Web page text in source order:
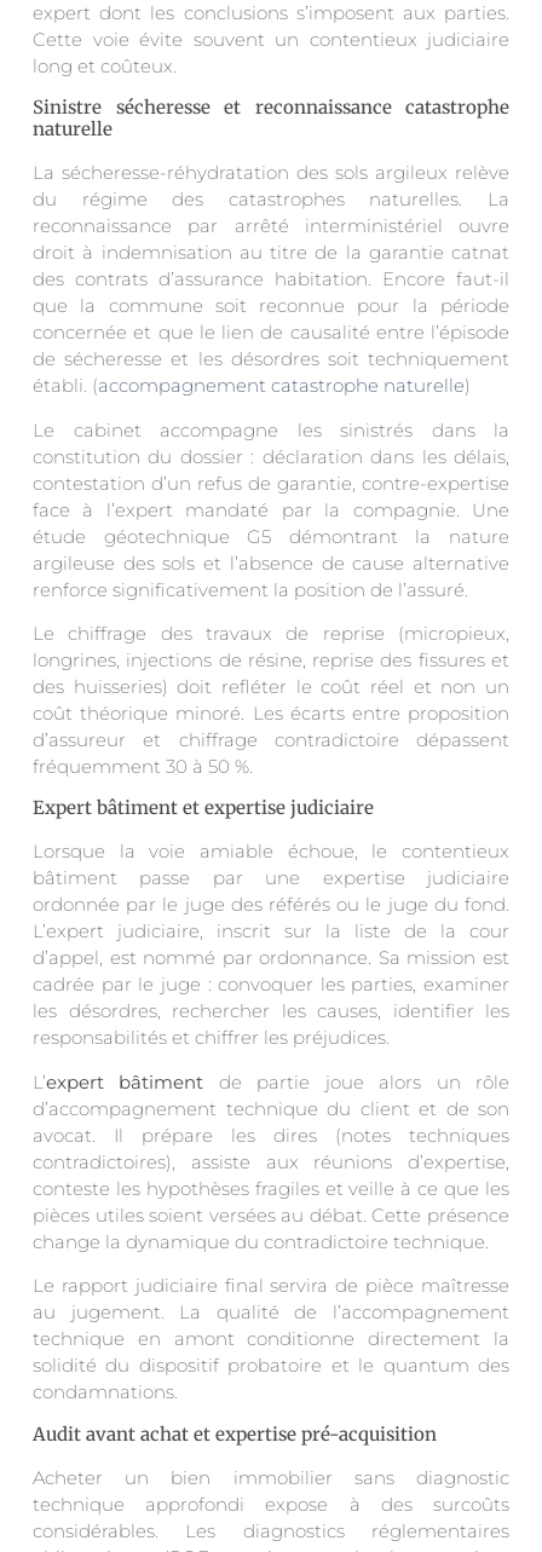
expert dont les conclusions s’imposent aux parties.
Cette voie évite souvent un contentieux judiciaire
long et coûteux.
Sinistre sécheresse et reconnaissance catastrophe
naturelle
La sécheresse-réhydratation des sols argileux relève
du régime des catastrophes naturelles. La
reconnaissance par arrêté interministériel ouvre
droit à indemnisation au titre de la garantie catnat
des contrats d’assurance habitation. Encore faut-il
que la commune soit reconnue pour la période
concernée et que le lien de causalité entre l’épisode
de sécheresse et les désordres soit techniquement
établi. (accompagnement catastrophe naturelle)
Le cabinet accompagne les sinistrés dans la
constitution du dossier : déclaration dans les délais,
contestation d’un refus de garantie, contre-expertise
face à l’expert mandaté par la compagnie. Une
étude géotechnique G5 démontrant la nature
argileuse des sols et l’absence de cause alternative
renforce significativement la position de l’assuré.
Le chiffrage des travaux de reprise (micropieux,
longrines, injections de résine, reprise des fissures et
des huisseries) doit refléter le coût réel et non un
coût théorique minoré. Les écarts entre proposition
d’assureur et chiffrage contradictoire dépassent
fréquemment 30 à 50 %.
Expert bâtiment et expertise judiciaire
Lorsque la voie amiable échoue, le contentieux
bâtiment passe par une expertise judiciaire
ordonnée par le juge des référés ou le juge du fond.
L’expert judiciaire, inscrit sur la liste de la cour
d’appel, est nommé par ordonnance. Sa mission est
cadrée par le juge : convoquer les parties, examiner
les désordres, rechercher les causes, identifier les
responsabilités et chiffrer les préjudices.
L’expert bâtiment de partie joue alors un rôle
d’accompagnement technique du client et de son
avocat. Il prépare les dires (notes techniques
contradictoires), assiste aux réunions d’expertise,
conteste les hypothèses fragiles et veille à ce que les
pièces utiles soient versées au débat. Cette présence
change la dynamique du contradictoire technique.
Le rapport judiciaire final servira de pièce maîtresse
au jugement. La qualité de l’accompagnement
technique en amont conditionne directement la
solidité du dispositif probatoire et le quantum des
condamnations.
Audit avant achat et expertise pré-acquisition
Acheter un bien immobilier sans diagnostic
technique approfondi expose à des surcoûts
considérables. Les diagnostics réglementaires